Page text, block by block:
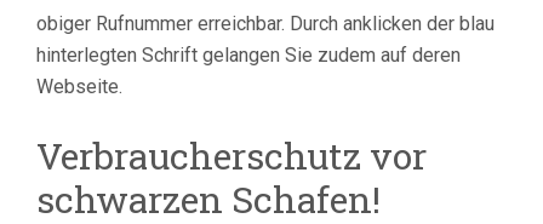
obiger Rufnummer erreichbar. Durch anklicken der blau
hinterlegten Schrift gelangen Sie zudem auf deren
Webseite.
Verbraucherschutz vor
schwarzen Schafen!